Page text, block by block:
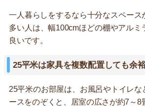
一人暮らしをするなら十分なスペース
多い人は、幅100cmほどの棚やアルミ
良いです。
25平米は家具を複数配置しても余
25平米のお部屋は、お風呂やトイレ
ースをのぞくと、居室の広さが約7～8